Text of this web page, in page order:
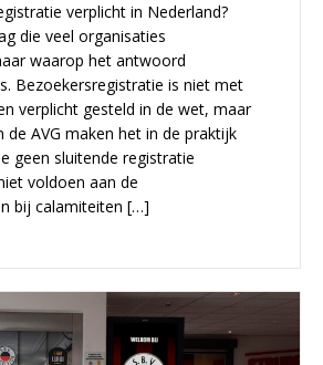
verplicht in Nederland?
die veel organisaties
waarop het antwoord
Bezoekersregistratie is niet met
verplicht gesteld in de wet, maar
de AVG maken het in de praktijk
geen sluitende registratie
voldoen aan de
bij calamiteiten […]